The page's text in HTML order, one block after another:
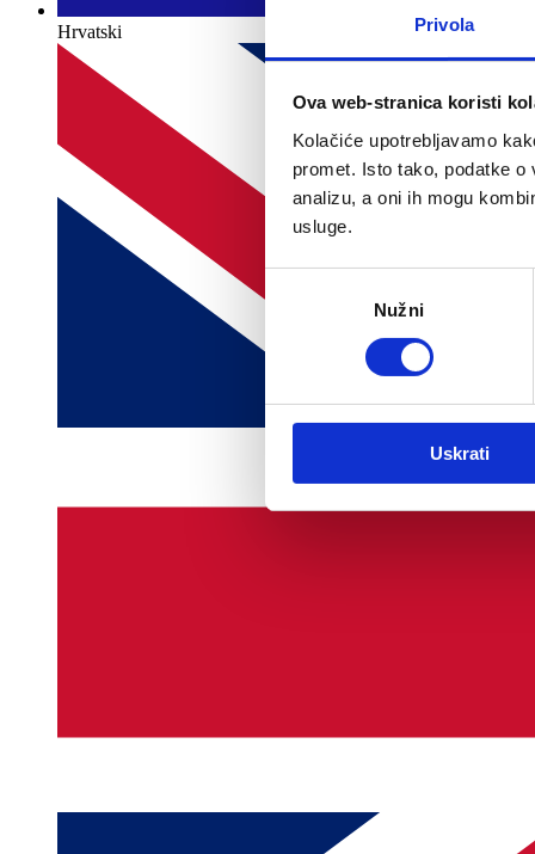
Privola
Ova web-stranica koristi
Kolačiće upotrebljavamo
promet. Isto tako, podatke
analizu, a oni ih mogu
usluge.
Nužni
Uskrati
Hrvatski